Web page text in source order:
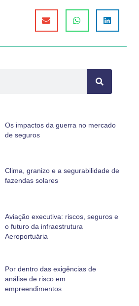
Os impactos da guerra no mercado
de seguros
Clima, granizo e a segurabilidade de
fazendas solares
Aviação executiva: riscos, seguros e
o futuro da infraestrutura
Aeroportuária
Por dentro das exigências de
análise de risco em
empreendimentos